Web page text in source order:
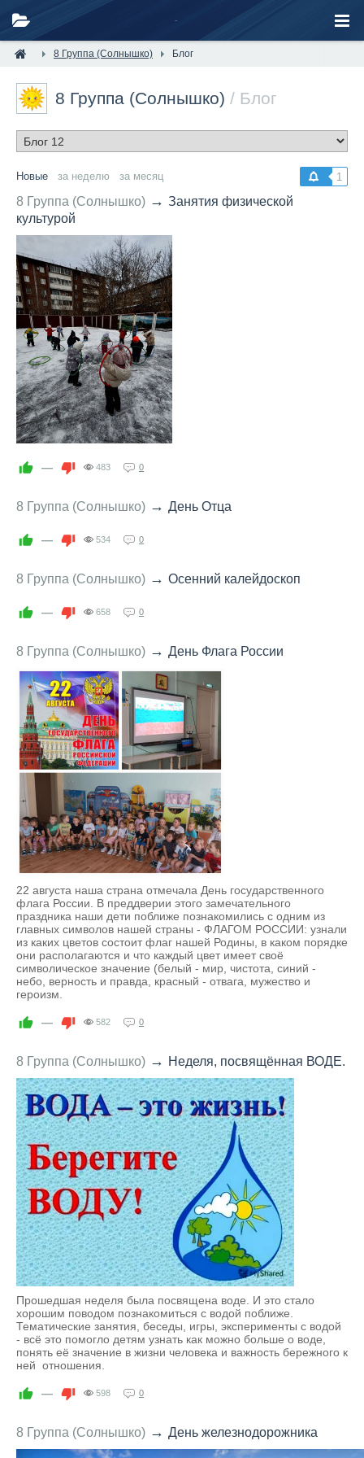
8 Группа (Солнышко) Блог
8 Группа (Солнышко) / Блог
1
Новые за неделю за месяц
8 Группа (Солнышко) → Занятия физической
культурой
— 483 0
8 Группа (Солнышко) → День Отца
— 534 0
8 Группа (Солнышко) → Осенний калейдоскоп
— 658 0
8 Группа (Солнышко) → День Флага России
22 августа наша страна отмечала День государственного
флага России. В преддверии этого замечательного
праздника наши дети поближе познакомились с одним из
главных символов нашей страны - ФЛАГОМ РОССИИ: узнали
из каких цветов состоит флаг нашей Родины, в каком порядке
они располагаются и что каждый цвет имеет своё
символическое значение (белый - мир, чистота, синий -
небо, верность и правда, красный - отвага, мужество и
героизм.
— 582 0
8 Группа (Солнышко) → Неделя, посвящённая ВОДЕ.
Прошедшая неделя была посвящена воде. И это стало
хорошим поводом познакомиться с водой поближе.
Тематические занятия, беседы, игры, эксперименты с водой
- всё это помогло детям узнать как можно больше о воде,
понять её значение в жизни человека и важность бережного к
ней отношения.
— 598 0
8 Группа (Солнышко) → День железнодорожника